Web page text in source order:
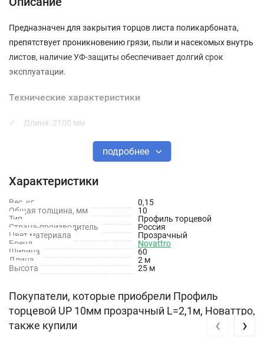
Предназначен для закрытия торцов листа поликарбоната,
препятствует проникновению грязи, пыли и насекомых внутрь
листов, наличие УФ-защиты обеспечивает долгий срок
эксплуатации.
Технические характеристики
Длина: 2100 мм
Тип материала: Поликарбонат
Цвет: Прозрачный
Защита от УФ излучения: Да
подробнее
Характеристики
Вес, кг
0,15
Общая толщина, мм
10
Тип
Профиль торцевой
Страна-производитель
Россия
Цвет материала
Прозрачный
Бренд
Novattro
Ширина
60
Длина
2 м
Высота
25 м
Покупатели, которые приобрели Профиль
торцевой UP 10мм прозрачный L=2,1м, Новаттро,
также купили
‹ ›